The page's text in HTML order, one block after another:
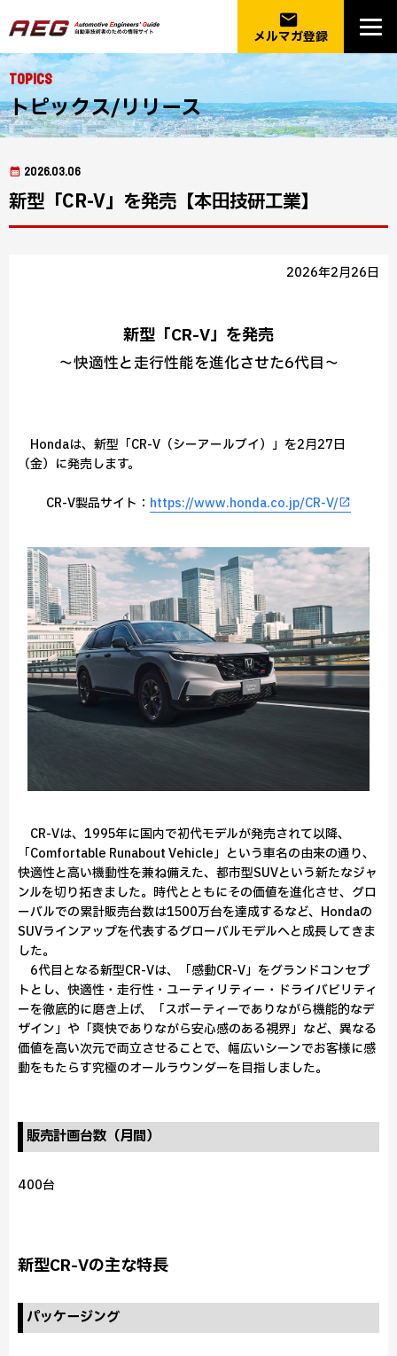
email
メルマガ登録
Topics
トピックス/リリース
2026.03.06
新型「CR-V」を発売【本田技研工業】
2026年2月26日
新型「CR-V」を発売
～快適性と走行性能を進化させた6代目～
Hondaは、新型「CR-V（シーアールブイ）」を2月27日
（金）に発売します。
CR-V製品サイト： https://www.honda.co.jp/CR-V/
CR-Vは、1995年に国内で初代モデルが発売されて以降、
「Comfortable Runabout Vehicle」という車名の由来の通り、
快適性と高い機動性を兼ね備えた、都市型SUVという新たなジャ
ンルを切り拓きました。時代とともにその価値を進化させ、グロ
ーバルでの累計販売台数は1500万台を達成するなど、Hondaの
SUVラインアップを代表するグローバルモデルへと成長してきま
した。
6代目となる新型CR-Vは、「感動CR-V」をグランドコンセプ
トとし、快適性・走行性・ユーティリティー・ドライバビリティ
ーを徹底的に磨き上げ、「スポーティーでありながら機能的なデ
ザイン」や「爽快でありながら安心感のある視界」など、異なる
価値を高い次元で両立させることで、幅広いシーンでお客様に感
動をもたらす究極のオールラウンダーを目指しました。
販売計画台数（月間）
400台
新型CR-Vの主な特長
パッケージング